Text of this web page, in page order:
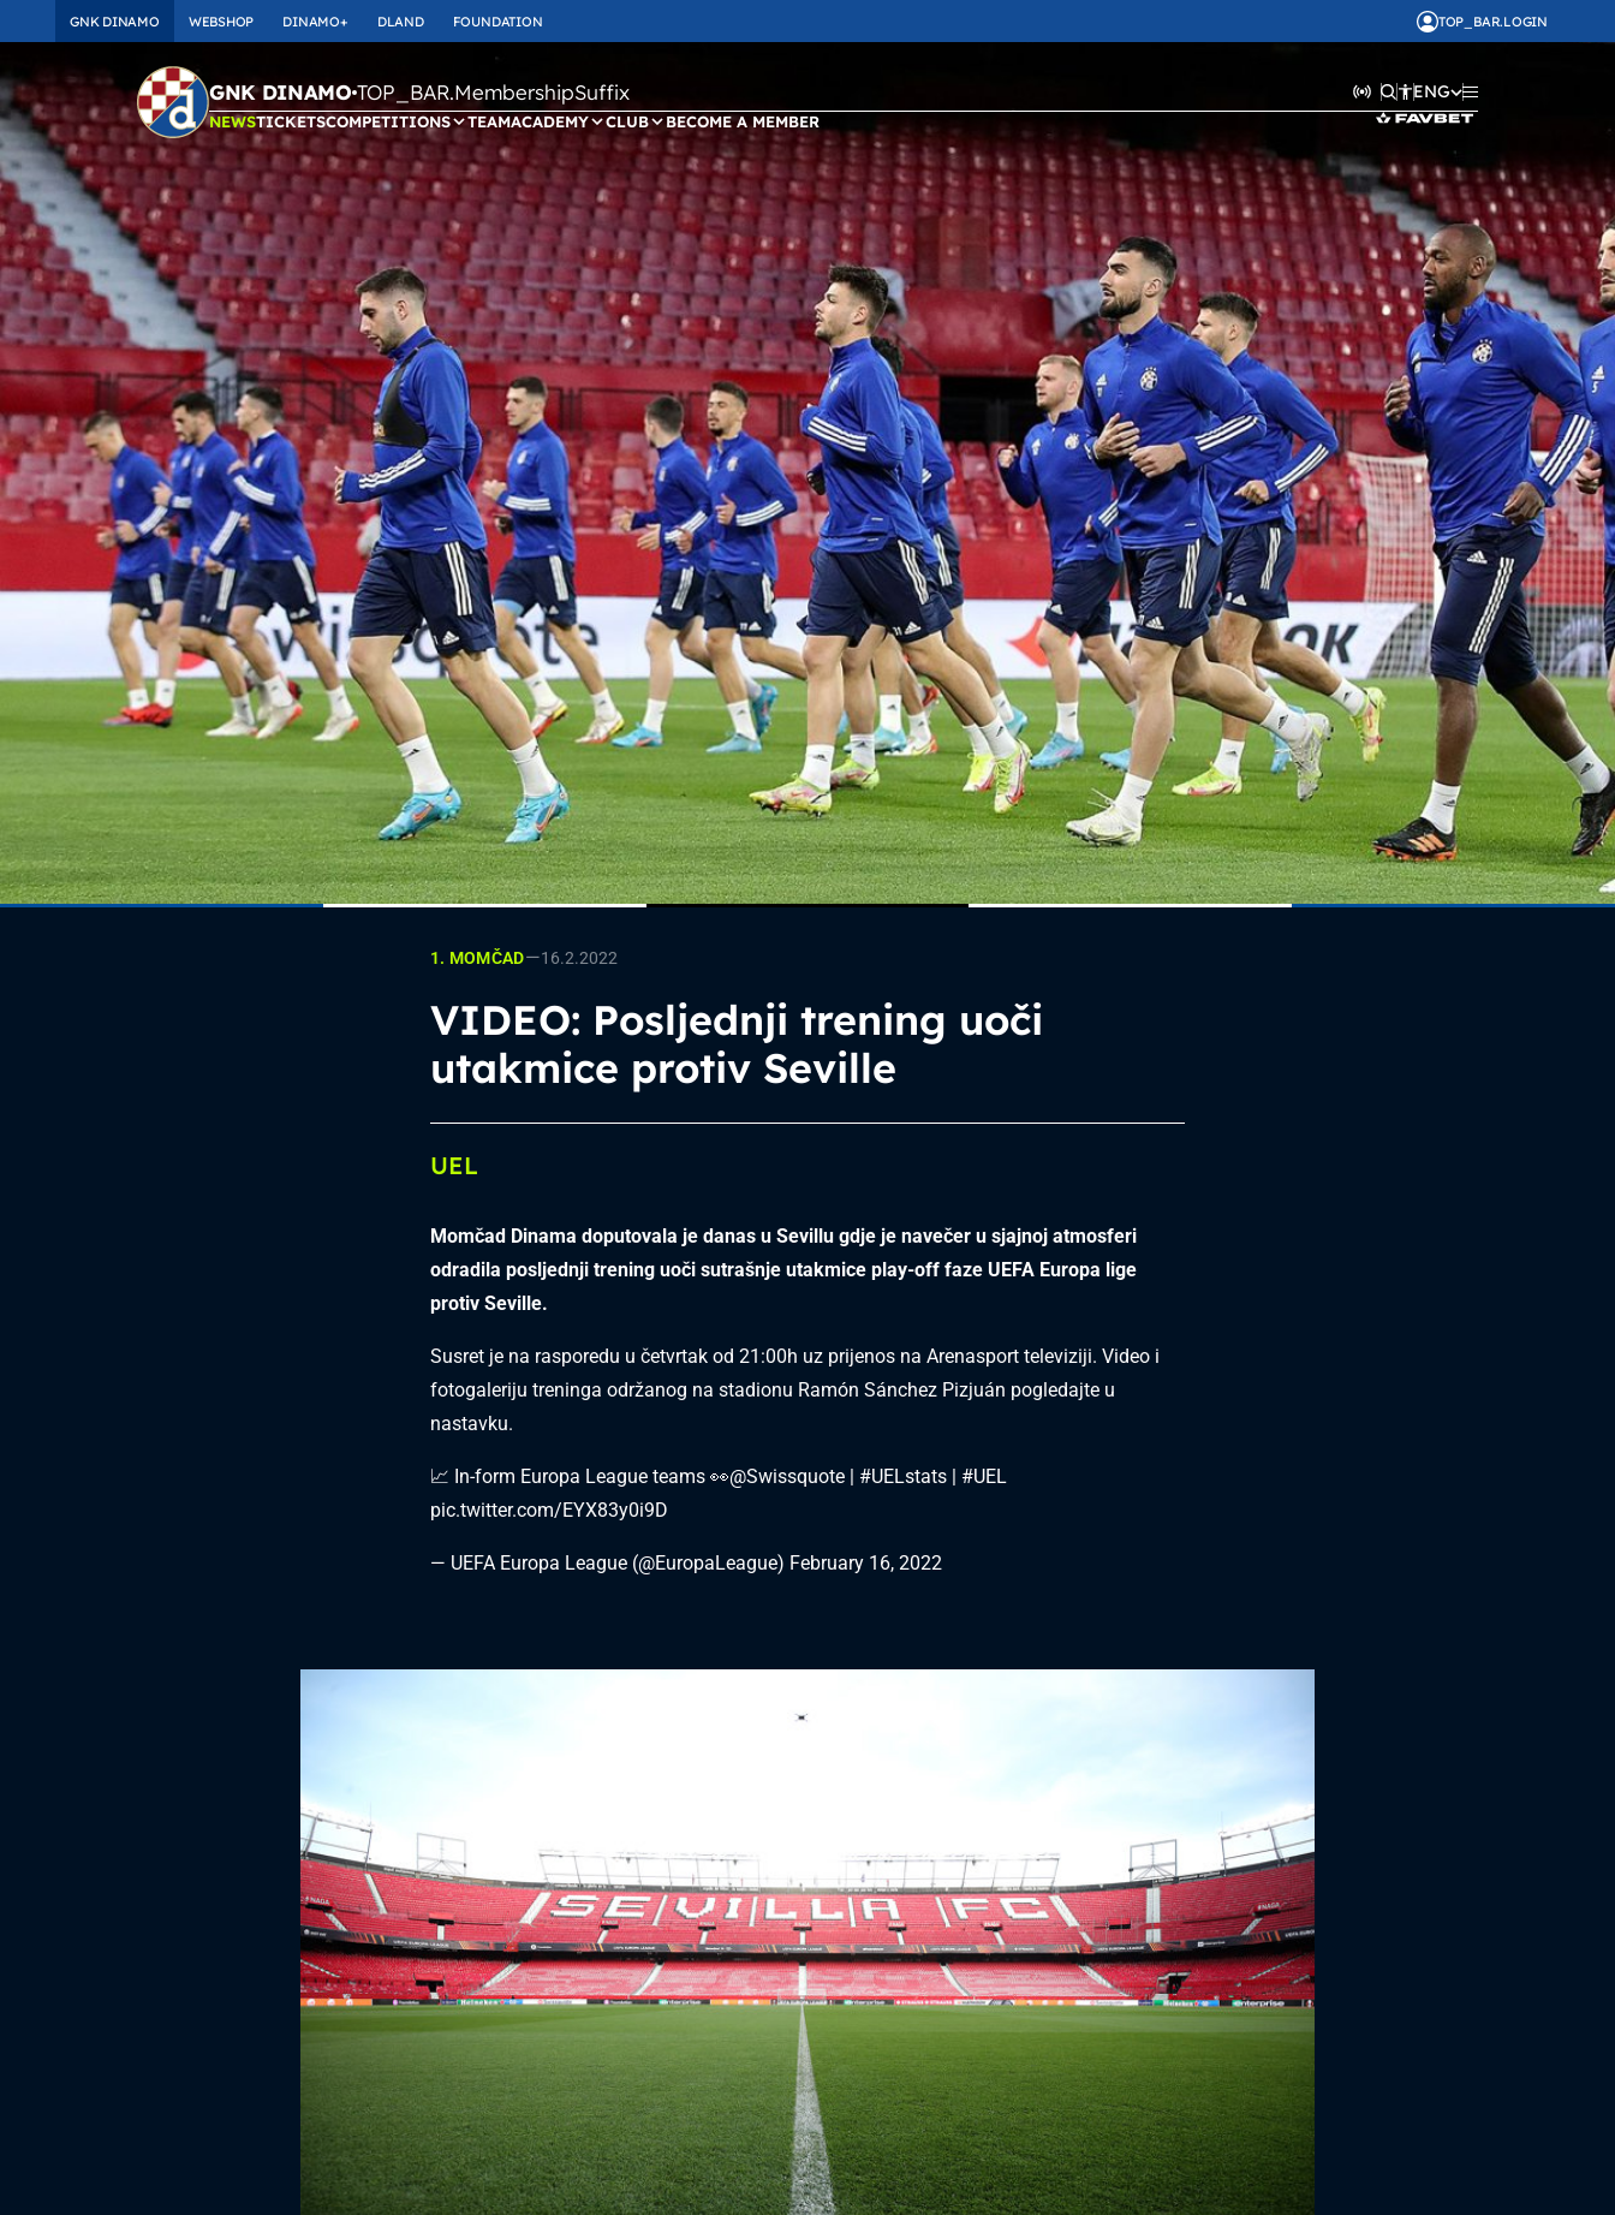
GNK DINAMO WEBSHOP DINAMO+ DLAND FOUNDATION TOP_BAR.LOGIN
GNK DINAMO TOP_BAR.MembershipSuffix ENG
NEWSTICKETSCOMPETITIONS TEAMACADEMY CLUB BECOME A MEMBER
1. MOMČAD—16.2.2022
VIDEO: Posljednji trening uoči
utakmice protiv Seville
UEL
Momčad Dinama doputovala je danas u Sevillu gdje je navečer u sjajnoj atmosferi
odradila posljednji trening uoči sutrašnje utakmice play-off faze UEFA Europa lige
protiv Seville.
Susret je na rasporedu u četvrtak od 21:00h uz prijenos na Arenasport televiziji. Video i
fotogaleriju treninga održanog na stadionu Ramón Sánchez Pizjuán pogledajte u
nastavku.
📈 In-form Europa League teams 👀@Swissquote | #UELstats | #UEL
pic.twitter.com/EYX83y0i9D
— UEFA Europa League (@EuropaLeague) February 16, 2022